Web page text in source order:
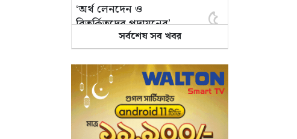
‘অর্থ লেনদেন ও
বিতর্কিতদের পদায়নের’
অভিযোগ, ঈশ্বরগঞ্জে
ছাত্রলীগের একাংশের ঝাড়ু
মিছিল
৫
মানসম্মত শিক্ষা নিশ্চিতে
শ্যামপুরে তৎপর শিক্ষা
অফিসার শাপলা খানম
৬
সর্বশেষ সব খবর